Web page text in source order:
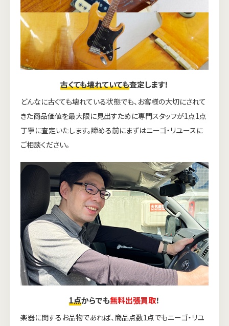
古くても壊れていても査定します！
どんなに古くても壊れている状態でも、お客様の大切にされて
きた商品価値を最大限に見出すために専門スタッフが1点1点
丁寧に査定いたします。諦める前にまずはニーゴ・リユースに
ご相談ください。
1点からでも無料出張買取！
楽器に関するお品物であれば、商品点数1点でもニーゴ・リユ